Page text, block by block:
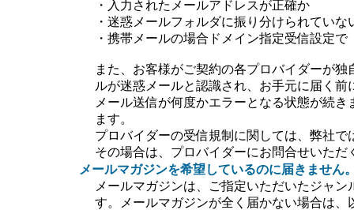
・入力されたメールアドレスが正確か
・迷惑メールフォルダに振り分けられていな
・携帯メールの場合ドメイン指定受信設定
また、お客様がご契約の各プロバイダーが
ルが迷惑メールと認識され、お手元に届く
メール送信が何度かエラーとなる状態が続
ます。
プロバイダーの受信規制に関しては、弊社で
その場合は、プロバイダーにお問合せいた
メールマガジンを希望しているのに届きません
メールマガジンは、ご指定いただいたジャ
す。メールマガジンが全く届かない場合は、